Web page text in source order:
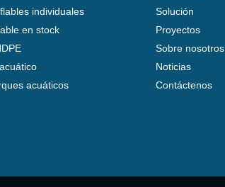
individuales
en stock
acuáticos
Solución
Proyectos
Sobre nosotros
Noticias
Contáctenos